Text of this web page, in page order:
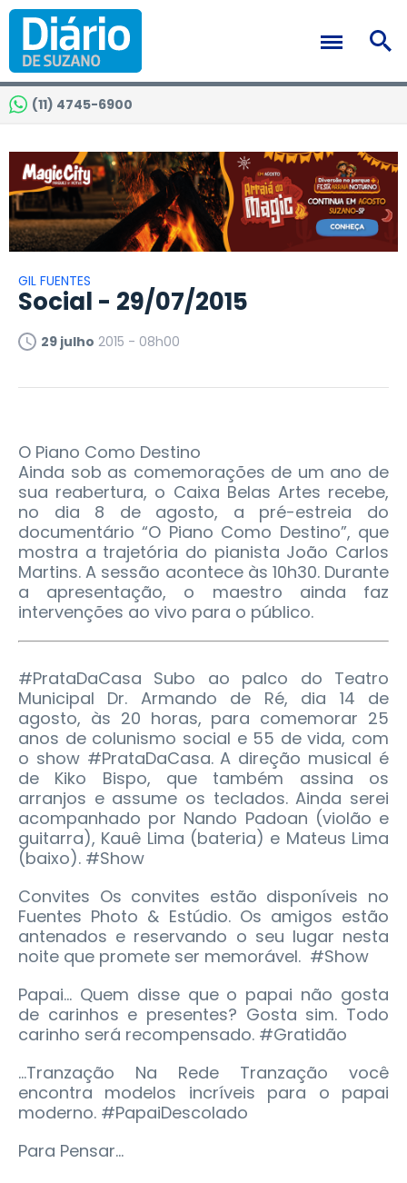
(11) 4745-6900
GIL FUENTES
Social - 29/07/2015
29 julho 2015 - 08h00
O Piano Como Destino
Ainda sob as comemorações de um ano de
sua reabertura, o Caixa Belas Artes recebe,
no dia 8 de agosto, a pré-estreia do
documentário “O Piano Como Destino”, que
mostra a trajetória do pianista João Carlos
Martins. A sessão acontece às 10h30. Durante
a apresentação, o maestro ainda faz
intervenções ao vivo para o público.
#PrataDaCasa Subo ao palco do Teatro
Municipal Dr. Armando de Ré, dia 14 de
agosto, às 20 horas, para comemorar 25
anos de colunismo social e 55 de vida, com
o show #PrataDaCasa. A direção musical é
de Kiko Bispo, que também assina os
arranjos e assume os teclados. Ainda serei
acompanhado por Nando Padoan (violão e
guitarra), Kauê Lima (bateria) e Mateus Lima
(baixo). #Show
Convites Os convites estão disponíveis no
Fuentes Photo & Estúdio. Os amigos estão
antenados e reservando o seu lugar nesta
noite que promete ser memorável. #Show
Papai... Quem disse que o papai não gosta
de carinhos e presentes? Gosta sim. Todo
carinho será recompensado. #Gratidão
...Tranzação Na Rede Tranzação você
encontra modelos incríveis para o papai
moderno. #PapaiDescolado
Para Pensar...